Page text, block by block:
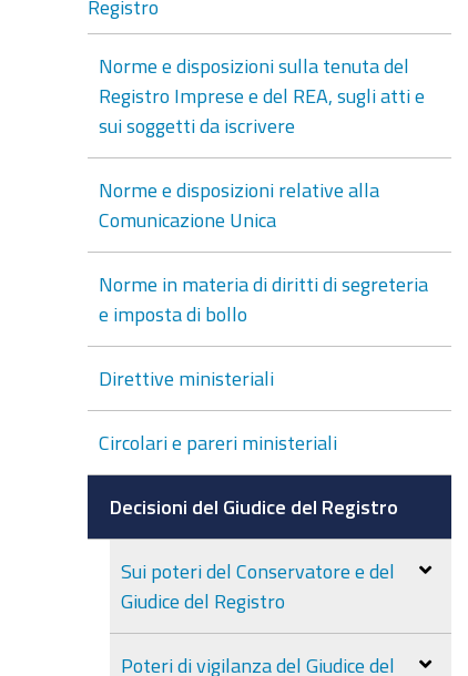
Registro
Norme e disposizioni sulla tenuta del
Registro Imprese e del REA, sugli atti e
sui soggetti da iscrivere
Norme e disposizioni relative alla
Comunicazione Unica
Norme in materia di diritti di segreteria
e imposta di bollo
Direttive ministeriali
Circolari e pareri ministeriali
Decisioni del Giudice del Registro
Sui poteri del Conservatore e del
Giudice del Registro
Poteri di vigilanza del Giudice del